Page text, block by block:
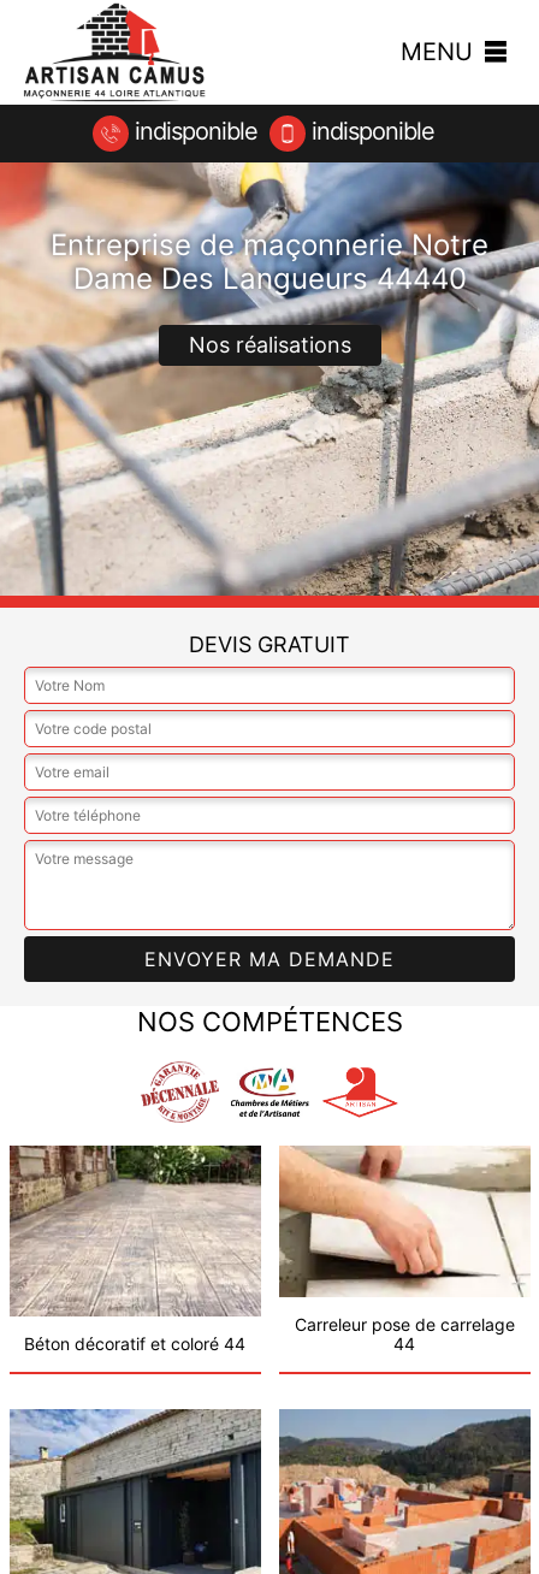
MENU
indisponible indisponible
Entreprise de maçonnerie Notre
Dame Des Langueurs 44440
Nos réalisations
DEVIS GRATUIT
NOS COMPÉTENCES
Béton décoratif et coloré 44
Carreleur pose de carrelage
44